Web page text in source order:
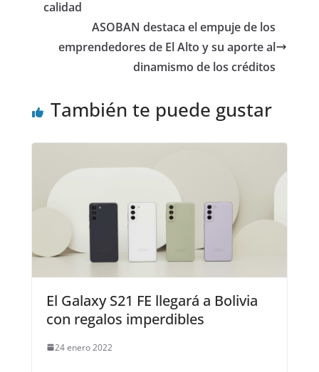
calidad
ASOBAN destaca el empuje de los
emprendedores de El Alto y su aporte al
dinamismo de los créditos
También te puede gustar
El Galaxy S21 FE llegará a Bolivia
con regalos imperdibles
24 enero 2022